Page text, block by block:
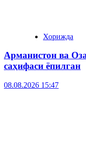
Хорижда
Арманистон ва
саҳифаси ёпилган
08.08.2026 15:47